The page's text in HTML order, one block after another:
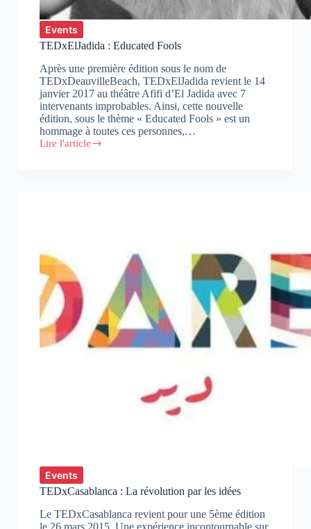
Events
TEDxElJadida : Educated Fools
Après une première édition sous le nom de
TEDxDeauvilleBeach, TEDxElJadida revient le 14
janvier 2017 au théâtre Afifi d’El Jadida avec 7
intervenants improbables. Ainsi, cette nouvelle
édition, sous le thème « Educated Fools » est un
hommage à toutes ces personnes,…
Lire l'article
TEDxElJadida
Events
TEDxCasablanca : La révolution par les idées
Le TEDxCasablanca revient pour une 5ème édition